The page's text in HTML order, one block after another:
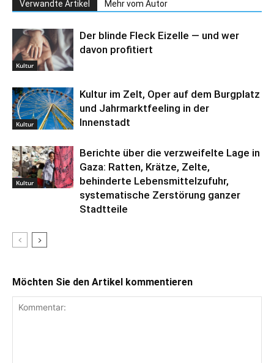
Verwandte Artikel Mehr vom Autor
Kultur
Der blinde Fleck Eizelle — und wer
davon profitiert
Kultur
Kultur im Zelt, Oper auf dem Burgplatz
und Jahrmarktfeeling in der
Innenstadt
Kultur
Berichte über die verzweifelte Lage in
Gaza: Ratten, Krätze, Zelte,
behinderte Lebensmittelzufuhr,
systematische Zerstörung ganzer
Stadtteile
Möchten Sie den Artikel kommentieren